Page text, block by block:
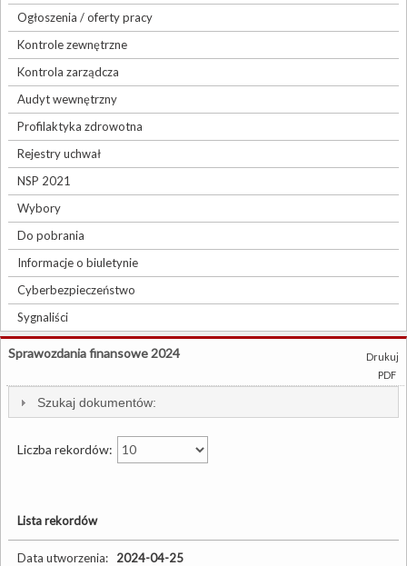
Ogłoszenia / oferty pracy
Kontrole zewnętrzne
Kontrola zarządcza
Audyt wewnętrzny
Profilaktyka zdrowotna
Rejestry uchwał
NSP 2021
Wybory
Do pobrania
Informacje o biuletynie
Cyberbezpieczeństwo
Sygnaliści
Drukuj
PDF
Sprawozdania finansowe 2024
Szukaj dokumentów:
Liczba rekordów:
Lista rekordów
Data utworzenia: 2024-04-25